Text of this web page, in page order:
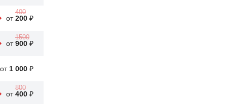
от
400
200 ₽
от
1500
900 ₽
от 1 000 ₽
от
800
400 ₽